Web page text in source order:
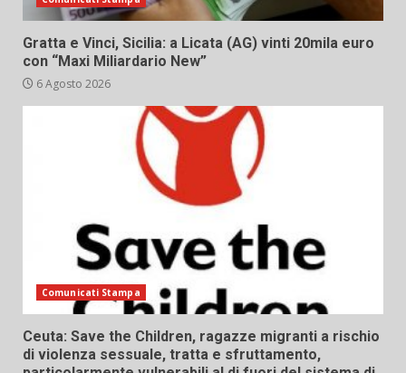
Gratta e Vinci, Sicilia: a Licata (AG) vinti 20mila euro
con “Maxi Miliardario New”
6 Agosto 2026
Comunicati Stampa
Ceuta: Save the Children, ragazze migranti a rischio
di violenza sessuale, tratta e sfruttamento,